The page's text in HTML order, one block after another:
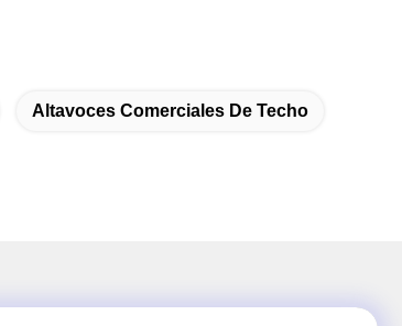
Altavoces Comerciales De Techo